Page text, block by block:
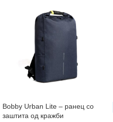
Bobby Urban Lite – ранец со
заштита од кражби